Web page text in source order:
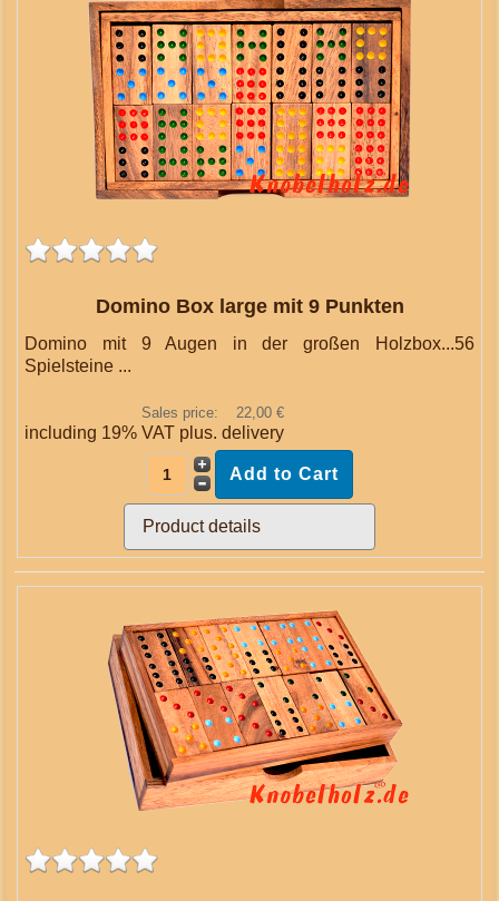
Domino Box large mit 9 Punkten
Domino mit 9 Augen in der großen Holzbox...56
Spielsteine ...
Sales price: 22,00 €
including 19% VAT plus.delivery
Product details